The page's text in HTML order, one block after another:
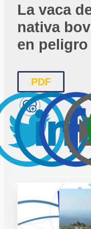
La vaca
nativa
en
PDF